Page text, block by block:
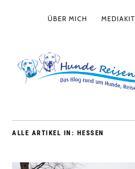
ÜBER MICH MEDIAKIT
ALLE ARTIKEL IN: HESSEN